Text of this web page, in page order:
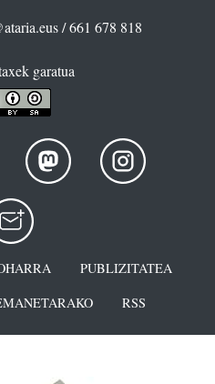
/ 661 678 818
garatua
PUBLIZITATEA
RSS